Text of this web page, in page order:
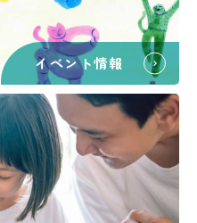
イベント情報